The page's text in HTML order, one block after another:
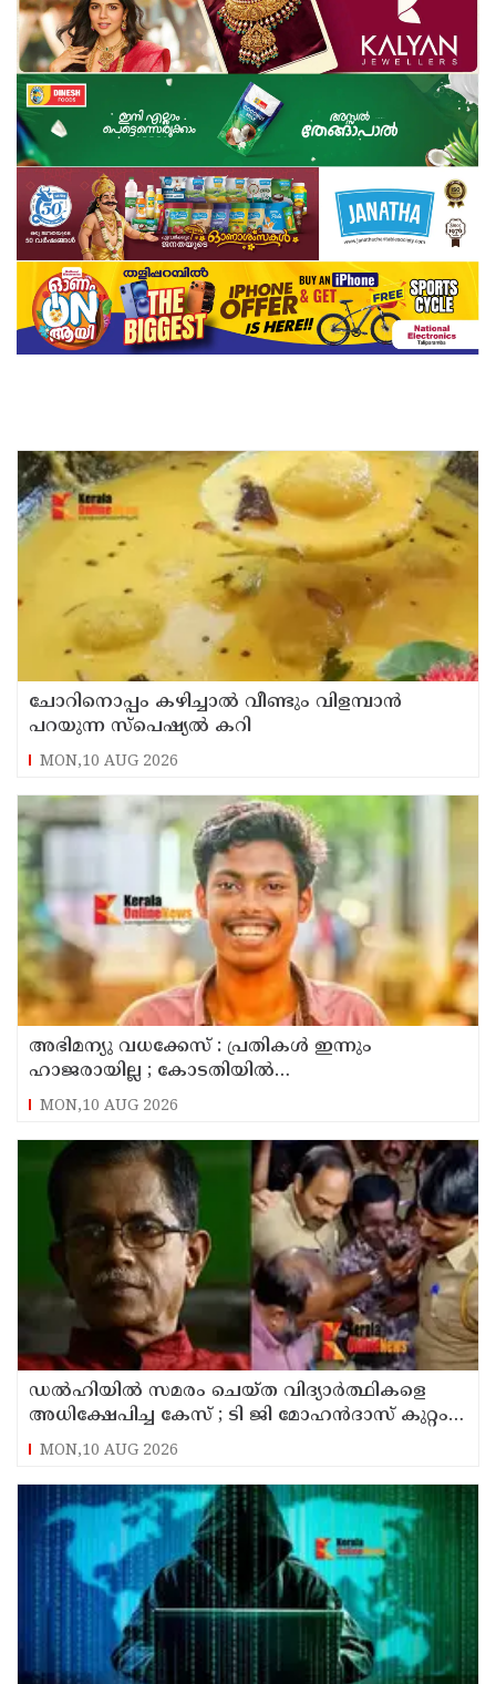
ചോറിനൊപ്പം കഴിച്ചാൽ വീണ്ടും വിളമ്പാൻ
പറയുന്ന സ്പെഷ്യൽ കറി
MON,10 AUG 2026
അഭിമന്യു വധക്കേസ് : പ്രതികൾ ഇന്നും
ഹാജരായില്ല ; കോടതിയിൽ
മാധ്യമപ്രവർത്തകരുള്ളതിനാൽ ഹാജരാകാൻ
ബുദ്ധിമുട്ടെന്ന് പ്രതികൾ
MON,10 AUG 2026
ഡൽഹിയിൽ സമരം ചെയ്ത വിദ്യാർത്ഥികളെ
അധിക്ഷേപിച്ച കേസ് ; ടി ജി മോഹൻദാസ് കുറ്റം
സമ്മതിച്ചു
MON,10 AUG 2026